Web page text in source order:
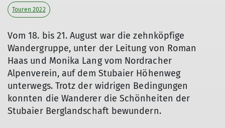
Touren 2022
Vom 18. bis 21. August war die zehnköpfige
Wandergruppe, unter der Leitung von Roman
Haas und Monika Lang vom Nordracher
Alpenverein, auf dem Stubaier Höhenweg
unterwegs. Trotz der widrigen Bedingungen
konnten die Wanderer die Schönheiten der
Stubaier Berglandschaft bewundern.